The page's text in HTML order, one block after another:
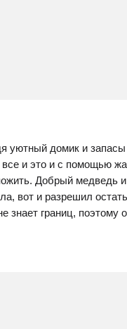
уютный домик и
и это и с помощью
Добрый медведь
вот и разрешил
знает границ, поэтому